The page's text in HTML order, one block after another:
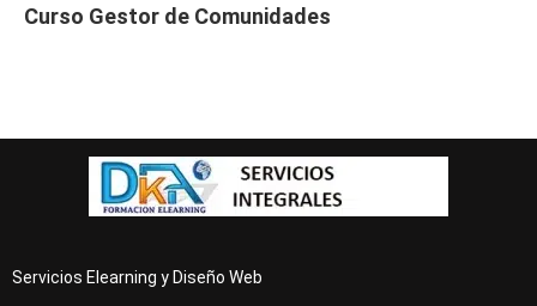
Curso Gestor de Comunidades
Servicios Elearning y Diseño Web